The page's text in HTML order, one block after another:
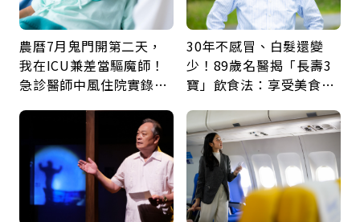
農曆7月鬼門開第二天，
我在ICU兼差當驅魔師！
急診醫師中風住院實錄：
30年不感冒、白髮還變
少！89歲名醫揭「長壽3
寶」飲食法：享受美食不